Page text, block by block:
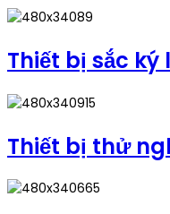
Thiết bị sắc
Thiết bị thử